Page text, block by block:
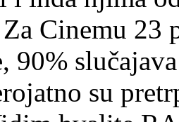
Cinemu 23
90%
su